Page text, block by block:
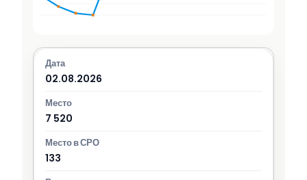
02.08.2026
7 520
133